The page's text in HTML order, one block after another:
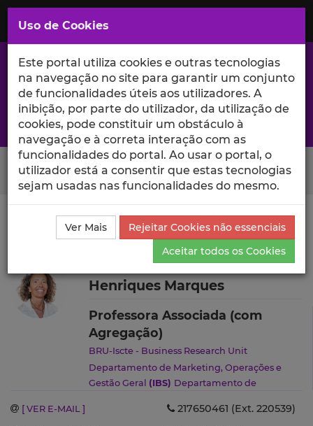
Saltar
para
Conteúdo
Principal
A excelência da investigação e ciência no Iscte
Search Button
Ciência_Iscte Autores
Susana Maria dos Santos
Henriques Marques
Currículo
Susana Maria dos Santos
Henriques Marques
Professora Associada (com
Agregação)
BRU-Iscte - Business Research Unit
Departamento de Marketing, Operações e
Gestão Geral (IBS) Departamento de
[ VER E-MAIL ]
217650461 (Ext. 220539)
Uso de Cookies
Este portal utiliza cookies e outras tecnologias
na navegação no site para garantir um conjunto
de funcionalidades úteis aos utilizadores. A
inibição, por parte do utilizador, da utilização de
cookies, pode constituir um obstáculo à
navegação e à correta interação com as
funcionalidades do portal. Ao usar o portal, o
utilizador está a consentir que estas tecnologias
sejam usadas nas funcionalidades do mesmo.
Ver Mais
Rejeitar Cookies não essenciais
Aceitar todos os Cookies